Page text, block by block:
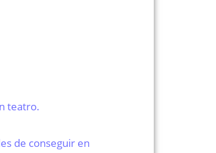
teatro.
de conseguir en